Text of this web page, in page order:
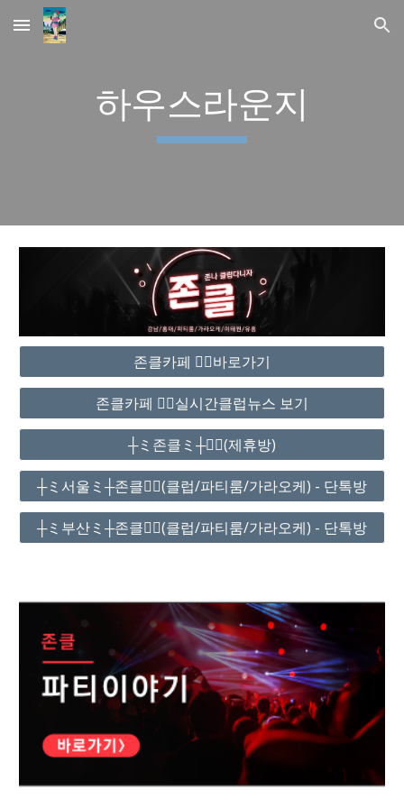
Skip to main content Skip to navigation
하우스라운지
존클카페 ❤️‍🔥바로가기
존클카페 ❤️‍🔥실시간클럽뉴스 보기
┼ミ존클ミ┼❤️‍🔥(제휴방)
┼ミ서울ミ┼존클❤️‍🔥(클럽/파티룸/가라오케) - 단톡방
┼ミ부산ミ┼존클❤️‍🔥(클럽/파티룸/가라오케) - 단톡방